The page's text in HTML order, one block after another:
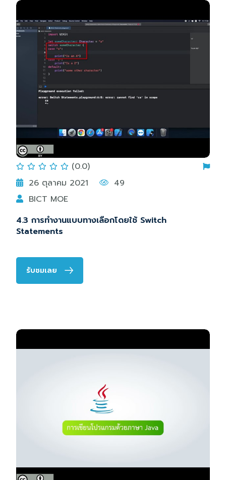
(0.0)
26 ตุลาคม 2021
49
BICT MOE
4.3 การทำงานแบบทางเลือกโดยใช้ Switch
Statements
รับชมเลย